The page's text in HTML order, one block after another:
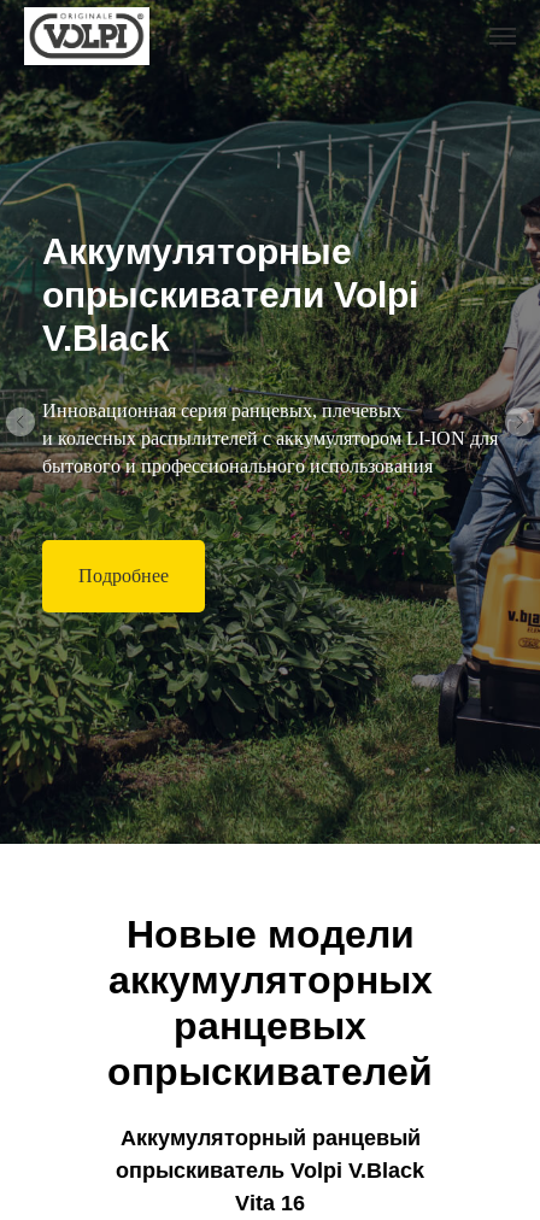
Аккумуляторные
опрыскиватели Volpi
V.Black
Инновационная серия ранцевых, плечевых
и колесных распылителей с аккумулятором LI-ION для
бытового и профессионального использования
Подробнее
Новые модели
аккумуляторных
ранцевых
опрыскивателей
Аккумуляторный ранцевый
опрыскиватель Volpi V.Black
Vita 16